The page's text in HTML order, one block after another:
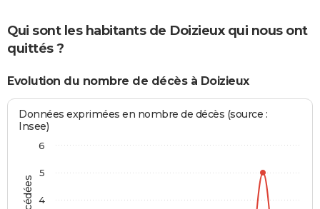
Qui sont les habitants de Doizieux qui nous ont
quittés ?
Evolution du nombre de décès à Doizieux
Données exprimées en nombre de décès (source :
Insee)
4
5
6